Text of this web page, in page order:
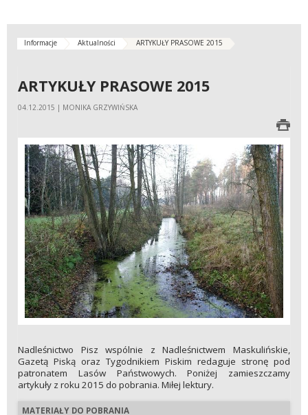
Informacje Aktualności ARTYKUŁY PRASOWE 2015
ARTYKUŁY PRASOWE 2015
04.12.2015 | MONIKA GRZYWIŃSKA
Nadleśnictwo Pisz wspólnie z Nadleśnictwem Maskulińskie,
Gazetą Piską oraz Tygodnikiem Piskim redaguje stronę pod
patronatem Lasów Państwowych. Poniżej zamieszczamy
artykuły z roku 2015 do pobrania. Miłej lektury.
MATERIAŁY DO POBRANIA